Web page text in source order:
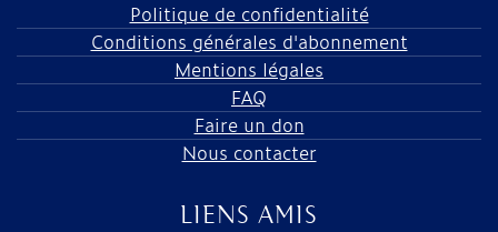
Politique de confidentialité
Conditions générales d'abonnement
Mentions légales
FAQ
Faire un don
Nous contacter
LIENS AMIS